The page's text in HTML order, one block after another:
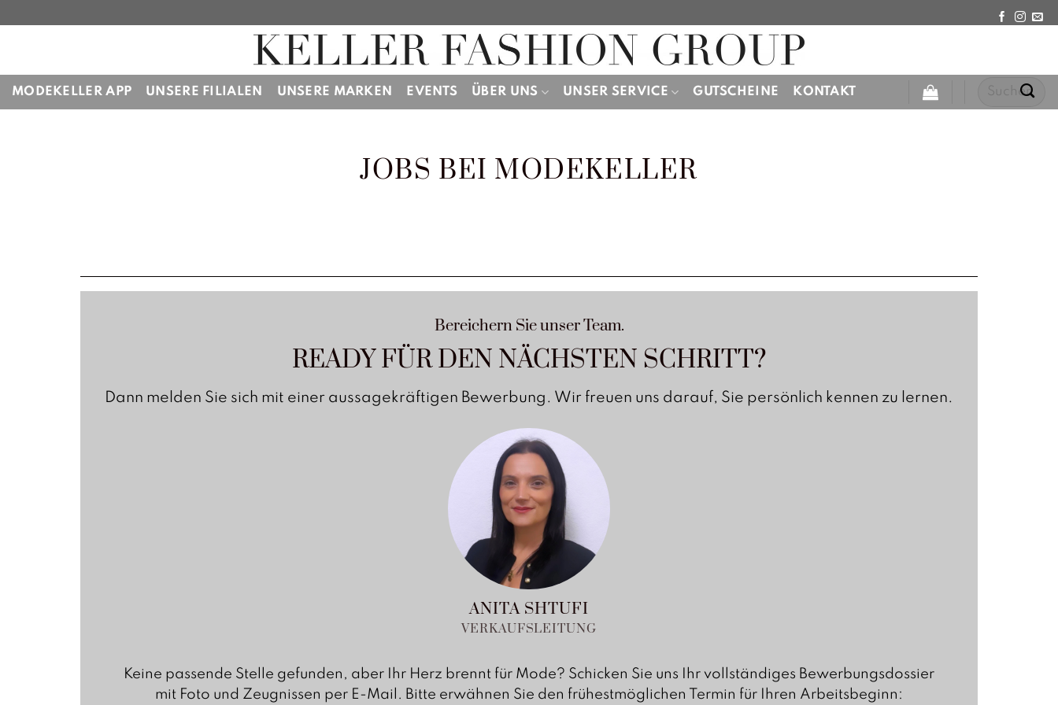
MODEKELLER APP UNSERE FILIALEN UNSERE MARKEN EVENTS ÜBER UNS UNSER SERVICE GUTSCHEINE KONTAKT
Suchen
JOBS BEI MODEKELLER
Bereichern Sie unser Team.
READY FÜR DEN NÄCHSTEN SCHRITT?
Dann melden Sie sich mit einer aussagekräftigen Bewerbung. Wir freuen uns darauf, Sie persönlich kennen zu lernen.
ANITA SHTUFI
VERKAUFSLEITUNG
Keine passende Stelle gefunden, aber Ihr Herz brennt für Mode? Schicken Sie uns Ihr vollständiges Bewerbungsdossier
mit Foto und Zeugnissen per E-Mail. Bitte erwähnen Sie den frühestmöglichen Termin für Ihren Arbeitsbeginn: